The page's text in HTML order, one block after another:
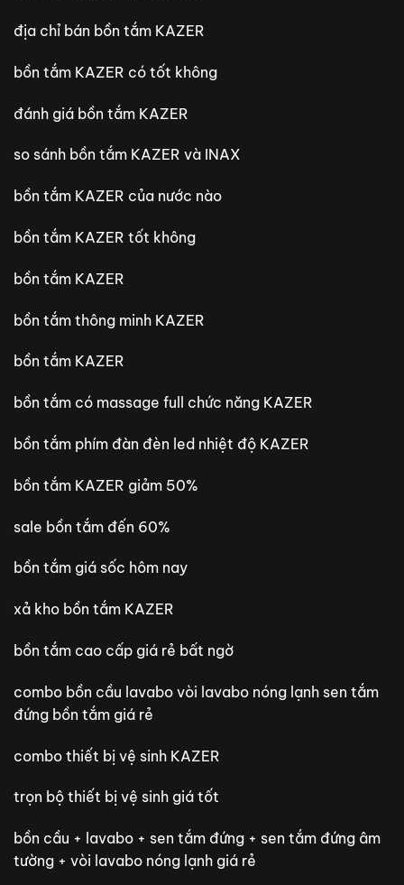
địa chỉ bán bồn tắm KAZER
bồn tắm KAZER có tốt không
đánh giá bồn tắm KAZER
so sánh bồn tắm KAZER và INAX
bồn tắm KAZER của nước nào
bồn tắm KAZER tốt không
bồn tắm KAZER
bồn tắm thông minh KAZER
bồn tắm KAZER
bồn tắm có massage full chức năng KAZER
bồn tắm phím đàn đèn led nhiệt độ KAZER
bồn tắm KAZER giảm 50%
sale bồn tắm đến 60%
bồn tắm giá sốc hôm nay
xả kho bồn tắm KAZER
bồn tắm cao cấp giá rẻ bất ngờ
combo bồn cầu lavabo vòi lavabo nóng lạnh sen tắm
đứng bồn tắm giá rẻ
combo thiết bị vệ sinh KAZER
trọn bộ thiết bị vệ sinh giá tốt
bồn cầu + lavabo + sen tắm đứng + sen tắm đứng âm
tường + vòi lavabo nóng lạnh giá rẻ